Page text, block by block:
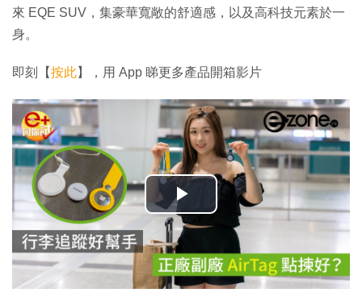
來 EQE SUV，集豪華寬敞的舒適感，以及高科技元素於一
身。
即刻【按此】，用 App 睇更多產品開箱影片
播
放
影